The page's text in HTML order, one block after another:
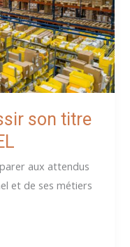
son titre
aux attendus
et de ses métiers